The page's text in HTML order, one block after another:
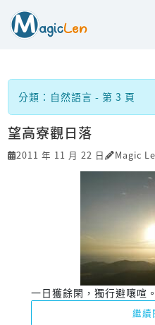
分類：自然語言 - 第 3 頁
望高寮觀日落
2011 年 11 月 22 日 Magic
一日獲餘閑，獨行避嚷喧
繼續